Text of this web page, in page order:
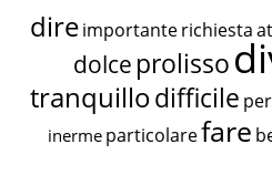
dire importante richiesta
dolce prolisso
tranquillodifficile
inerme particolarefare